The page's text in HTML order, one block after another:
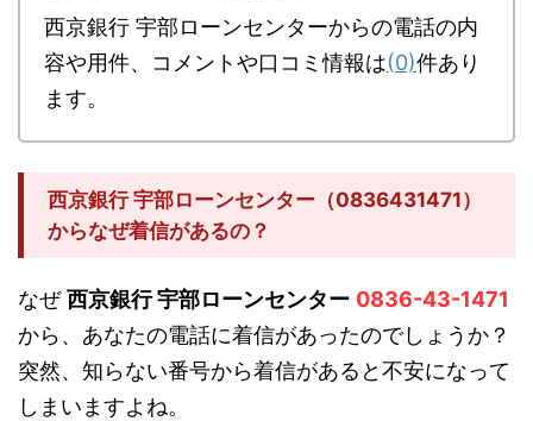
西京銀行 宇部ローンセンターからの電話の内
容や用件、コメントや口コミ情報は(0)件あり
ます。
西京銀行 宇部ローンセンター（0836431471）
からなぜ着信があるの？
なぜ西京銀行 宇部ローンセンター 0836-43-1471
から、あなたの電話に着信があったのでしょうか？
突然、知らない番号から着信があると不安になって
しまいますよね。